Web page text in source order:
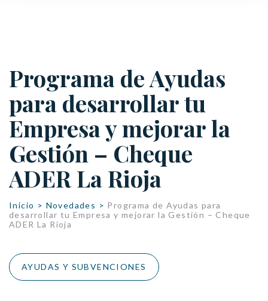
Programa de Ayudas
para desarrollar tu
Empresa y mejorar la
Gestión – Cheque
ADER La Rioja
Inicio > Novedades > Programa de Ayudas para
desarrollar tu Empresa y mejorar la Gestión – Cheque
ADER La Rioja
AYUDAS Y SUBVENCIONES